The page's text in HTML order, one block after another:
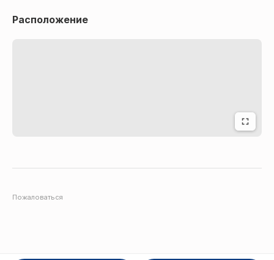
Расположение
Пожаловаться